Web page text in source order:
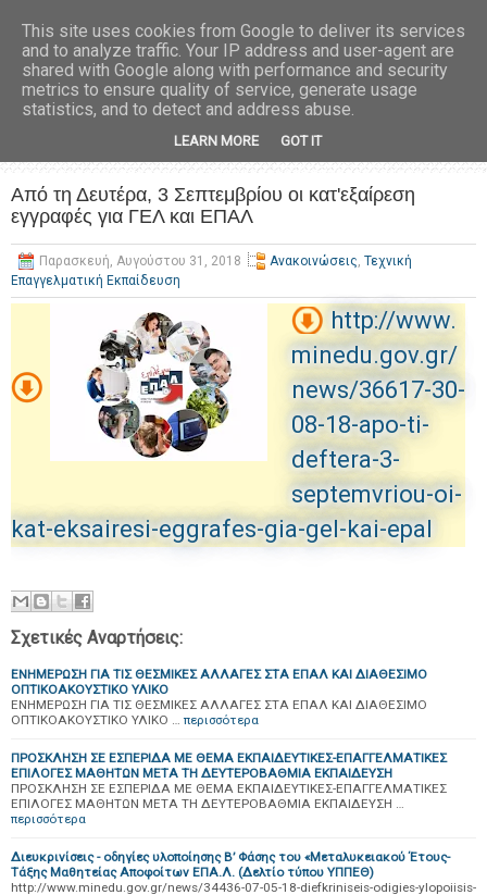
Από τη Δευτέρα, 3 Σεπτεμβρίου οι κατ'εξαίρεση
εγγραφές για ΓΕΛ και ΕΠΑΛ
Παρασκευή, Αυγούστου 31, 2018 Ανακοινώσεις, Τεχνική
Επαγγελματική Εκπαίδευση
http://www.
minedu.gov.gr/
news/36617-30-
08-18-apo-ti-
deftera-3-
septemvriou-oi-
kat-eksairesi-eggrafes-gia-gel-kai-epal
Σχετικές Αναρτήσεις:
ΕΝΗΜΕΡΩΣΗ ΓΙΑ ΤΙΣ ΘΕΣΜΙΚΕΣ ΑΛΛΑΓΕΣ ΣΤΑ ΕΠΑΛ ΚΑΙ ΔΙΑΘΕΣΙΜΟ
ΟΠΤΙΚΟΑΚΟΥΣΤΙΚΟ ΥΛΙΚΟ
ΕΝΗΜΕΡΩΣΗ ΓΙΑ ΤΙΣ ΘΕΣΜΙΚΕΣ ΑΛΛΑΓΕΣ ΣΤΑ ΕΠΑΛ ΚΑΙ ΔΙΑΘΕΣΙΜΟ
ΟΠΤΙΚΟΑΚΟΥΣΤΙΚΟ ΥΛΙΚΟ … περισσότερα
ΠΡΟΣΚΛΗΣΗ ΣΕ ΕΣΠΕΡΙΔΑ ΜΕ ΘΕΜΑ ΕΚΠΑΙΔΕΥΤΙΚΕΣ-ΕΠΑΓΓΕΛΜΑΤΙΚΕΣ
ΕΠΙΛΟΓΕΣ ΜΑΘΗΤΩΝ ΜΕΤΑ ΤΗ ΔΕΥΤΕΡΟΒΑΘΜΙΑ ΕΚΠΑΙΔΕΥΣΗ
ΠΡΟΣΚΛΗΣΗ ΣΕ ΕΣΠΕΡΙΔΑ ΜΕ ΘΕΜΑ ΕΚΠΑΙΔΕΥΤΙΚΕΣ-ΕΠΑΓΓΕΛΜΑΤΙΚΕΣ
ΕΠΙΛΟΓΕΣ ΜΑΘΗΤΩΝ ΜΕΤΑ ΤΗ ΔΕΥΤΕΡΟΒΑΘΜΙΑ ΕΚΠΑΙΔΕΥΣΗ …
περισσότερα
Διευκρινίσεις - οδηγίες υλοποίησης Β’ Φάσης του «Μεταλυκειακού Έτους-
Τάξης Μαθητείας Αποφοίτων ΕΠΑ.Λ. (Δελτίο τύπου ΥΠΠΕΘ)
http://www.minedu.gov.gr/news/34436-07-05-18-diefkriniseis-odigies-ylopoiisis-
This site uses cookies from Google to deliver its services
and to analyze traffic. Your IP address and user-agent are
shared with Google along with performance and security
metrics to ensure quality of service, generate usage
statistics, and to detect and address abuse.
LEARN MORE GOT IT